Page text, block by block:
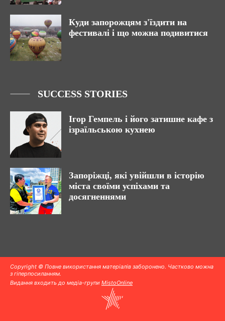
Куди запорожцям з'їздити на
фестивалі і що можна подивитися
SUCCESS STORIES
Ігор Гемпель і його затишне кафе з
ізраїльською кухнею
Запоріжці, які увійшли в історію
міста своїми успіхами та
досягненнями
Copyright © Повне використання матеріалів заборонено. Частково можна
з гіперпосиланням.
Видання входить до медіа-групи MistoOnline